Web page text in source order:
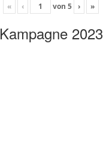
« ‹ von 5 › »
Kampagne 2023